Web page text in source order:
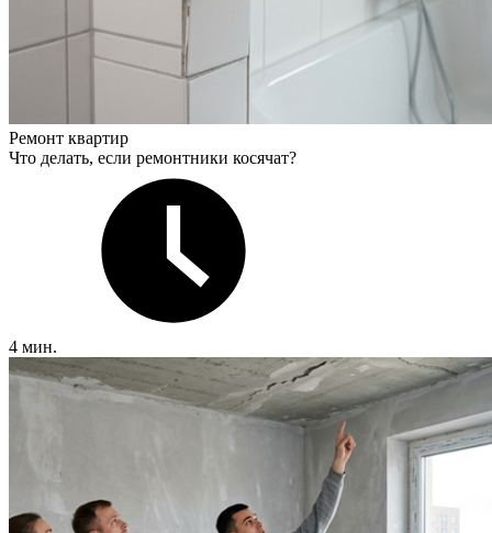
Ремонт квартир
Что делать, если ремонтники косячат?
4 мин.